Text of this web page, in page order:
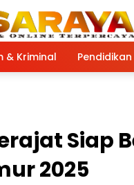
& Kriminal Pendidikan
Siap
2025